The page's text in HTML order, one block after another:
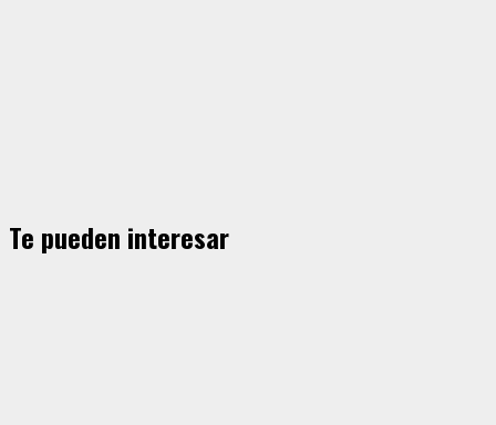
Te pueden interesar